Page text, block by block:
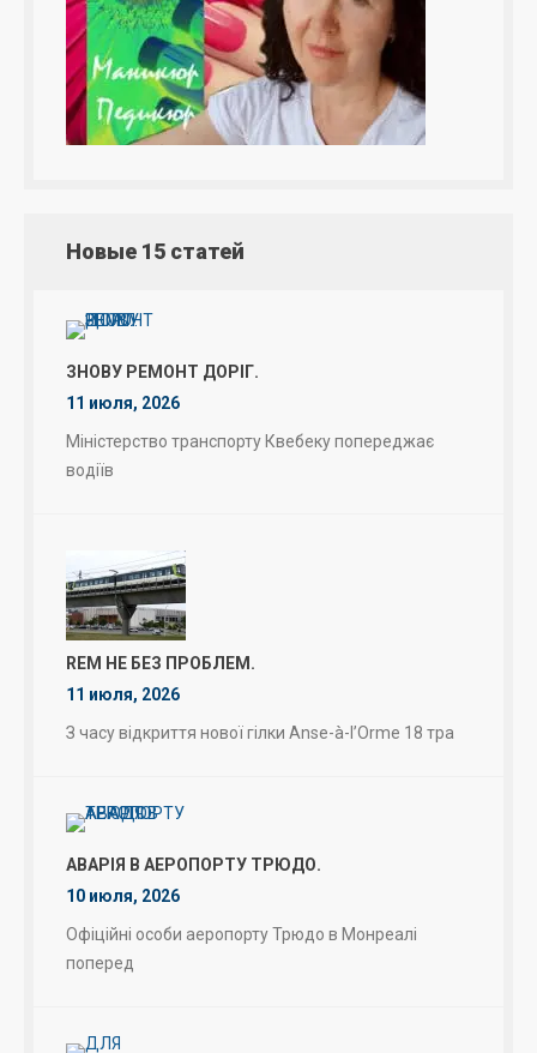
Новые 15 статей
ЗНОВУ РЕМОНТ ДОРІГ.
11 июля, 2026
Міністерство транспорту Квебеку попереджає
водіїв
REM НЕ БЕЗ ПРОБЛЕМ.
11 июля, 2026
З часу відкриття нової гілки Anse-à-l’Orme 18 тра
АВАРІЯ В АЕРОПОРТУ ТРЮДО.
10 июля, 2026
Офіційні особи аеропорту Трюдо в Монреалі
поперед